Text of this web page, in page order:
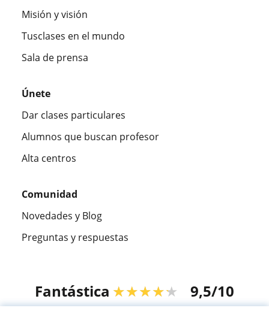
Misión y visión
Tusclases en el mundo
Sala de prensa
Únete
Dar clases particulares
Alumnos que buscan profesor
Alta centros
Comunidad
Novedades y Blog
Preguntas y respuestas
Fantástica ★★★★★ 9,5/10